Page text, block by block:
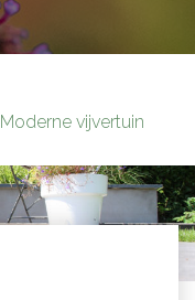
n
g
a
Moderne vijvertuin